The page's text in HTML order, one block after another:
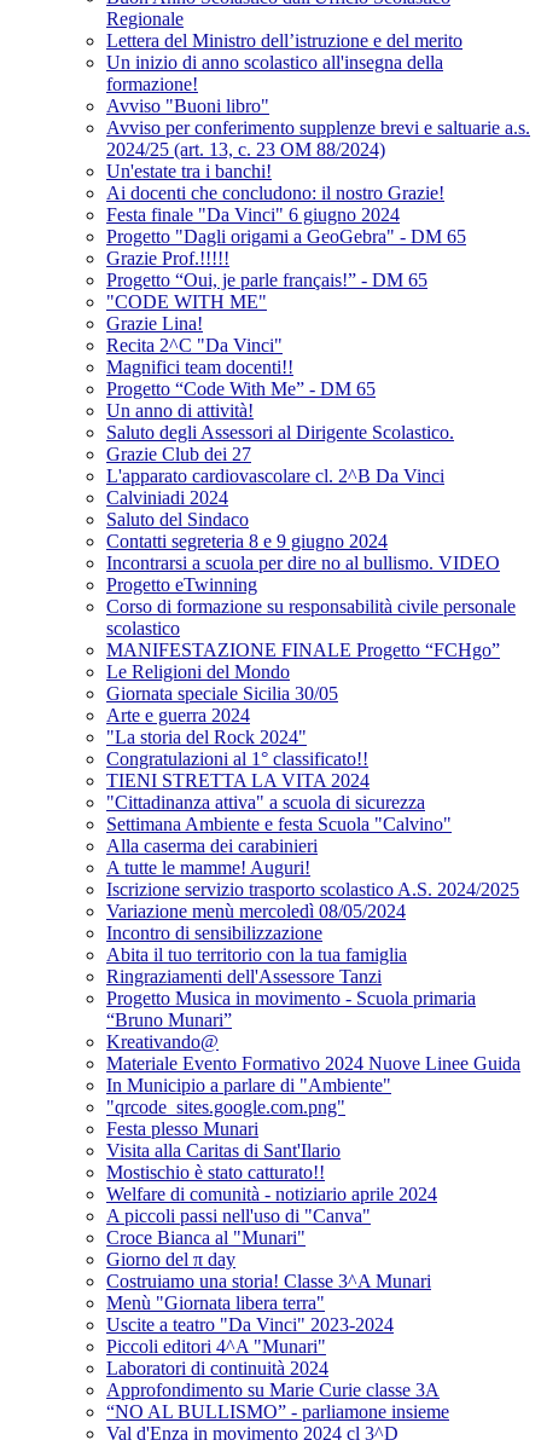
Regionale
Lettera del Ministro dell’istruzione e del merito
Un inizio di anno scolastico all'insegna della
formazione!
Avviso "Buoni libro"
Avviso per conferimento supplenze brevi e saltuarie a.s.
2024/25 (art. 13, c. 23 OM 88/2024)
Un'estate tra i banchi!
Ai docenti che concludono: il nostro Grazie!
Festa finale "Da Vinci" 6 giugno 2024
Progetto "Dagli origami a GeoGebra" - DM 65
Grazie Prof.!!!!!
Progetto “Oui, je parle français!” - DM 65
"CODE WITH ME"
Grazie Lina!
Recita 2^C "Da Vinci"
Magnifici team docenti!!
Progetto “Code With Me” - DM 65
Un anno di attività!
Saluto degli Assessori al Dirigente Scolastico.
Grazie Club dei 27
L'apparato cardiovascolare cl. 2^B Da Vinci
Calviniadi 2024
Saluto del Sindaco
Contatti segreteria 8 e 9 giugno 2024
Incontrarsi a scuola per dire no al bullismo. VIDEO
Progetto eTwinning
Corso di formazione su responsabilità civile personale
scolastico
MANIFESTAZIONE FINALE Progetto “FCHgo”
Le Religioni del Mondo
Giornata speciale Sicilia 30/05
Arte e guerra 2024
"La storia del Rock 2024"
Congratulazioni al 1° classificato!!
TIENI STRETTA LA VITA 2024
"Cittadinanza attiva" a scuola di sicurezza
Settimana Ambiente e festa Scuola "Calvino"
Alla caserma dei carabinieri
A tutte le mamme! Auguri!
Iscrizione servizio trasporto scolastico A.S. 2024/2025
Variazione menù mercoledì 08/05/2024
Incontro di sensibilizzazione
Abita il tuo territorio con la tua famiglia
Ringraziamenti dell'Assessore Tanzi
Progetto Musica in movimento - Scuola primaria
“Bruno Munari”
Kreativando@
Materiale Evento Formativo 2024 Nuove Linee Guida
In Municipio a parlare di "Ambiente"
"qrcode_sites.google.com.png"
Festa plesso Munari
Visita alla Caritas di Sant'Ilario
Mostischio è stato catturato!!
Welfare di comunità - notiziario aprile 2024
A piccoli passi nell'uso di "Canva"
Croce Bianca al "Munari"
Giorno del π day
Costruiamo una storia! Classe 3^A Munari
Menù "Giornata libera terra"
Uscite a teatro "Da Vinci" 2023-2024
Piccoli editori 4^A "Munari"
Laboratori di continuità 2024
Approfondimento su Marie Curie classe 3A
“NO AL BULLISMO” - parliamone insieme
Val d'Enza in movimento 2024 cl 3^D